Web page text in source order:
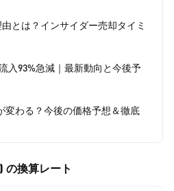
とは？インサイダー売却タイミ
入93%急減｜最新動向と今後予
変わる？今後の価格予想＆徹底
換算レート